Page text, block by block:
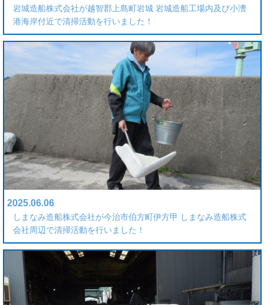
岩城造船株式会社が越智郡上島町岩城 岩城造船工場内及び小漕
港海岸付近で清掃活動を行いました！
2025.06.06
しまなみ造船株式会社が今治市伯方町伊方甲 しまなみ造船株式
会社周辺で清掃活動を行いました！